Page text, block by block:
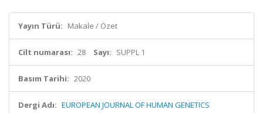
Yayın Türü: Makale / Özet
Cilt numarası: 28 Sayı: SUPPL 1
Basım Tarihi: 2020
Dergi Adı: EUROPEAN JOURNAL OF HUMAN GENETICS